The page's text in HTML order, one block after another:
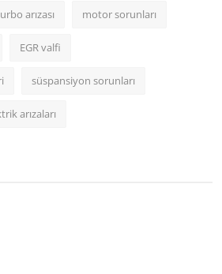
arızası motor sorunları
EGR valfi
süspansiyon sorunları
arızaları